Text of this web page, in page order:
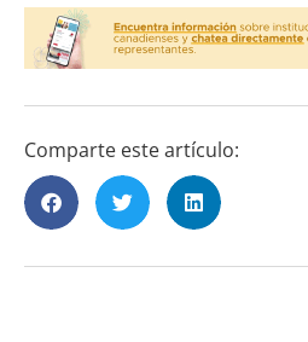
Comparte este artículo: